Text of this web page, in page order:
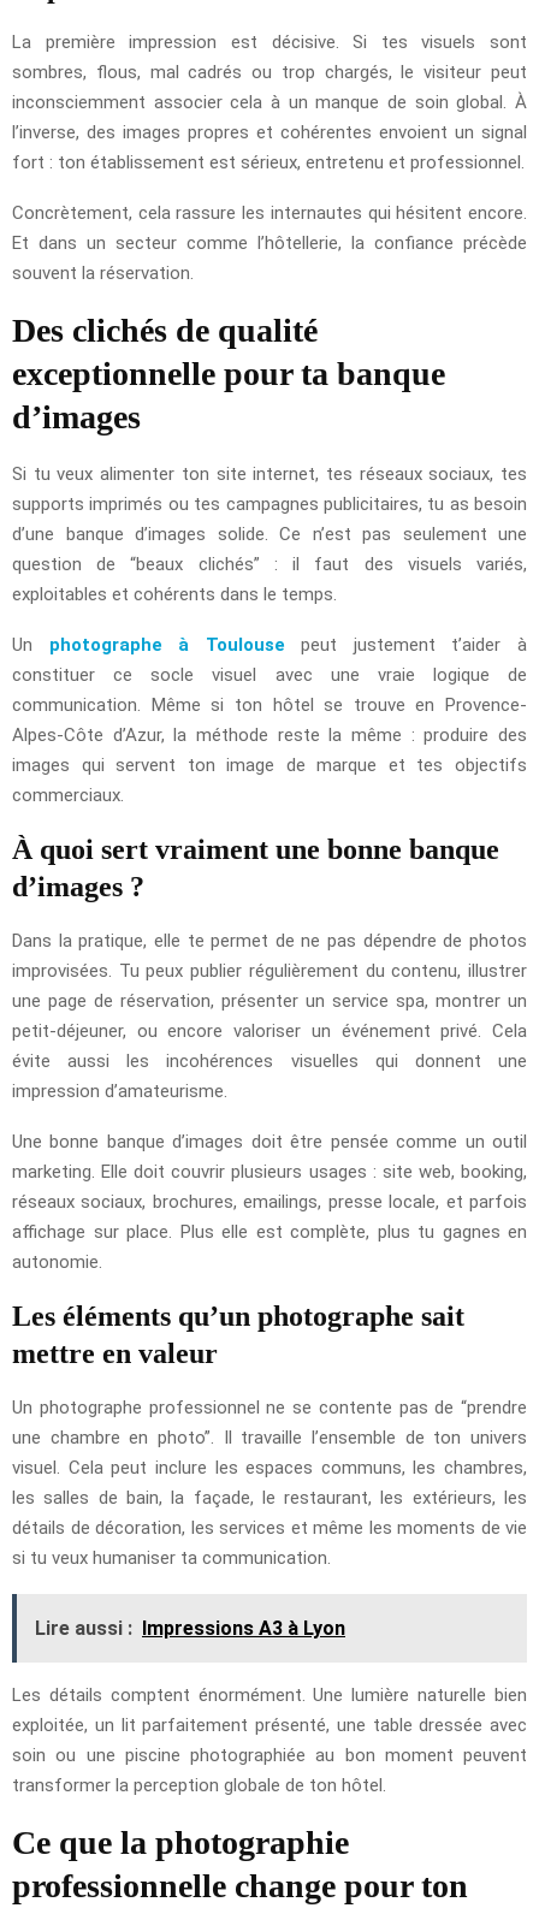
La première impression est décisive. Si tes visuels sont
sombres, flous, mal cadrés ou trop chargés, le visiteur peut
inconsciemment associer cela à un manque de soin global. À
l’inverse, des images propres et cohérentes envoient un signal
fort : ton établissement est sérieux, entretenu et professionnel.
Concrètement, cela rassure les internautes qui hésitent encore.
Et dans un secteur comme l’hôtellerie, la confiance précède
souvent la réservation.
Des clichés de qualité
exceptionnelle pour ta banque
d’images
Si tu veux alimenter ton site internet, tes réseaux sociaux, tes
supports imprimés ou tes campagnes publicitaires, tu as besoin
d’une banque d’images solide. Ce n’est pas seulement une
question de “beaux clichés” : il faut des visuels variés,
exploitables et cohérents dans le temps.
Un photographe à Toulouse peut justement t’aider à
constituer ce socle visuel avec une vraie logique de
communication. Même si ton hôtel se trouve en Provence-
Alpes-Côte d’Azur, la méthode reste la même : produire des
images qui servent ton image de marque et tes objectifs
commerciaux.
À quoi sert vraiment une bonne banque
d’images ?
Dans la pratique, elle te permet de ne pas dépendre de photos
improvisées. Tu peux publier régulièrement du contenu, illustrer
une page de réservation, présenter un service spa, montrer un
petit-déjeuner, ou encore valoriser un événement privé. Cela
évite aussi les incohérences visuelles qui donnent une
impression d’amateurisme.
Une bonne banque d’images doit être pensée comme un outil
marketing. Elle doit couvrir plusieurs usages : site web, booking,
réseaux sociaux, brochures, emailings, presse locale, et parfois
affichage sur place. Plus elle est complète, plus tu gagnes en
autonomie.
Les éléments qu’un photographe sait
mettre en valeur
Un photographe professionnel ne se contente pas de “prendre
une chambre en photo”. Il travaille l’ensemble de ton univers
visuel. Cela peut inclure les espaces communs, les chambres,
les salles de bain, la façade, le restaurant, les extérieurs, les
détails de décoration, les services et même les moments de vie
si tu veux humaniser ta communication.
Lire aussi : Impressions A3 à Lyon
Les détails comptent énormément. Une lumière naturelle bien
exploitée, un lit parfaitement présenté, une table dressée avec
soin ou une piscine photographiée au bon moment peuvent
transformer la perception globale de ton hôtel.
Ce que la photographie
professionnelle change pour ton